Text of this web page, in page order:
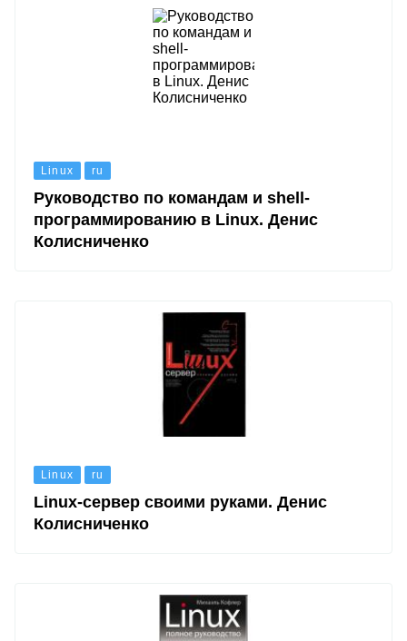
Linux ru
Руководство по командам и shell-
программированию в Linux. Денис
Колисниченко
Linux ru
Linux-сервер своими руками. Денис
Колисниченко